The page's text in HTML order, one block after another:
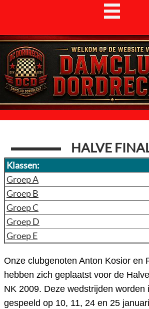
HALVE
Klassen:
Groep A
Groep B
Groep C
Groep D
Groep E
Onze clubgenoten Anton Kosior en
hebben zich geplaatst voor de
NK 2009. Deze wedstrijden worden
gespeeld op 10, 11, 24 en 25